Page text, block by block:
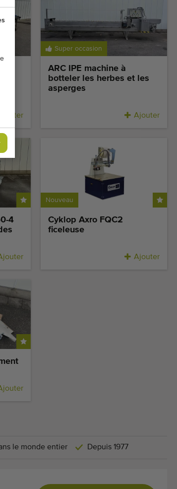
Ajouter
Super occasion
ARC IPE machine à
botteler les herbes et les
asperges
Ajouter
4
Nouveau
Cyklop Axro FQC2
ficeleuse
Ajouter
le monde entier Depuis 1977